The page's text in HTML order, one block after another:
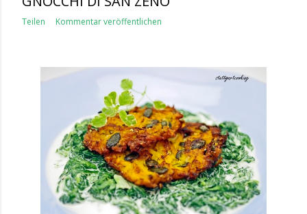
Teilen Kommentar veröffentlichen